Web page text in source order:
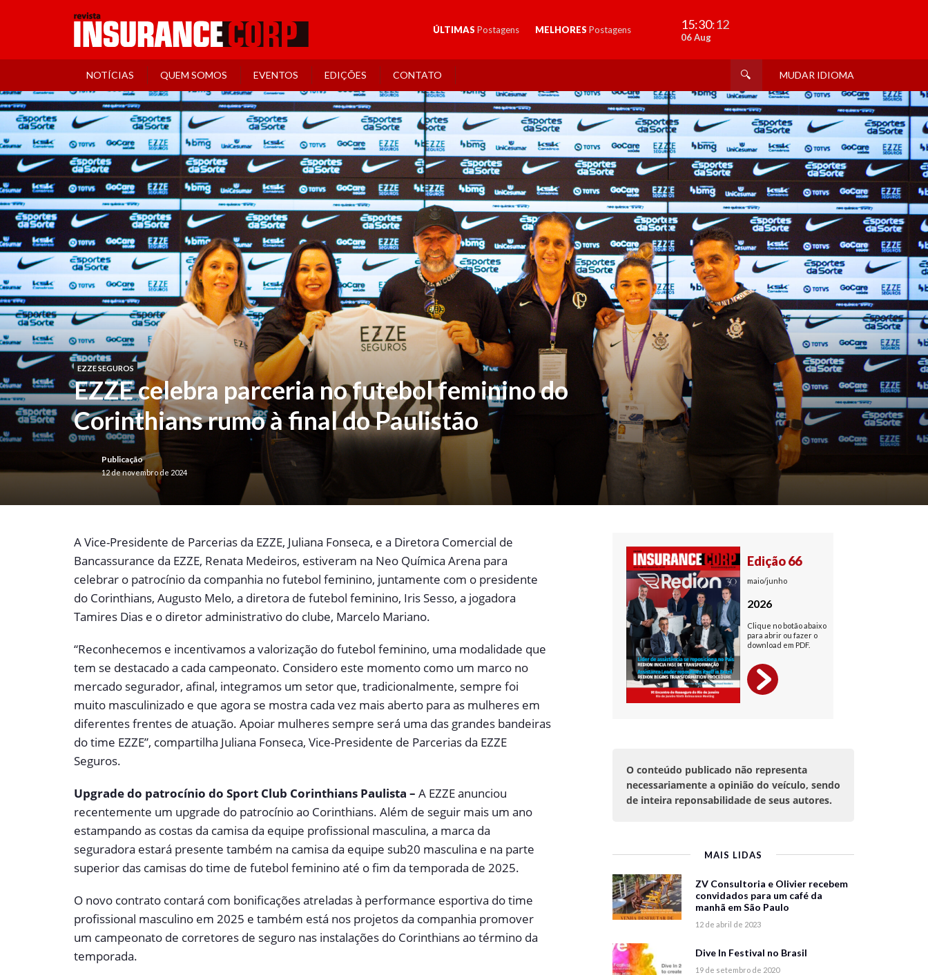
ÚLTIMAS Postagens MELHORES Postagens 15:30:14
06 Aug
NOTÍCIAS QUEM SOMOS EVENTOS EDIÇÕES CONTATO MUDAR IDIOMA
EZZE SEGUROS
EZZE celebra parceria no futebol feminino do
Corinthians rumo à final do Paulistão
Publicação
12 de novembro de 2024
AVice-Presidente de Parcerias da EZZE, Juliana Fonseca, e a Diretora Comercial de
Bancassurance da EZZE, Renata Medeiros, estiveram na Neo Química Arena para
celebrar o patrocínio da companhia no futebol feminino, juntamente com o presidente
do Corinthians, Augusto Melo, a diretora de futebol feminino, Iris Sesso, a jogadora
Tamires Dias e o diretor administrativo do clube, Marcelo Mariano.
“Reconhecemos e incentivamos a valorização do futebol feminino, uma modalidade que
tem se destacado a cada campeonato. Considero este momento como um marco no
mercado segurador, afinal, integramos um setor que, tradicionalmente, sempre foi
muito masculinizado e que agora se mostra cada vez mais aberto para as mulheres em
diferentes frentes de atuação. Apoiar mulheres sempre será uma das grandes bandeiras
do time EZZE”, compartilha Juliana Fonseca, Vice-Presidente de Parcerias da EZZE
Seguros.
Upgrade do patrocínio do Sport Club Corinthians Paulista – A EZZE anunciou
recentemente um upgrade do patrocínio ao Corinthians. Além de seguir mais um ano
estampando as costas da camisa da equipe profissional masculina, a marca da
seguradora estará presente também na camisa da equipe sub20 masculina e na parte
superior das camisas do time de futebol feminino até o fim da temporada de 2025.
O novo contrato contará com bonificações atreladas à performance esportiva do time
profissional masculino em 2025 e também está nos projetos da companhia promover
um campeonato de corretores de seguro nas instalações do Corinthians ao término da
temporada.
O conteúdo publicado não representa
necessariamente a opinião do veículo, sendo
de inteira reponsabilidade de seus autores.
MAIS LIDAS
ZV Consultoria e Olivier recebem
convidados para um café da
manhã em São Paulo
12 de abril de 2023
Dive In Festival no Brasil
19 de setembro de 2020